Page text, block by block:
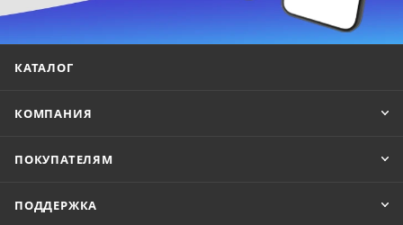
КАТАЛОГ
КОМПАНИЯ
ПОКУПАТЕЛЯМ
ПОДДЕРЖКА